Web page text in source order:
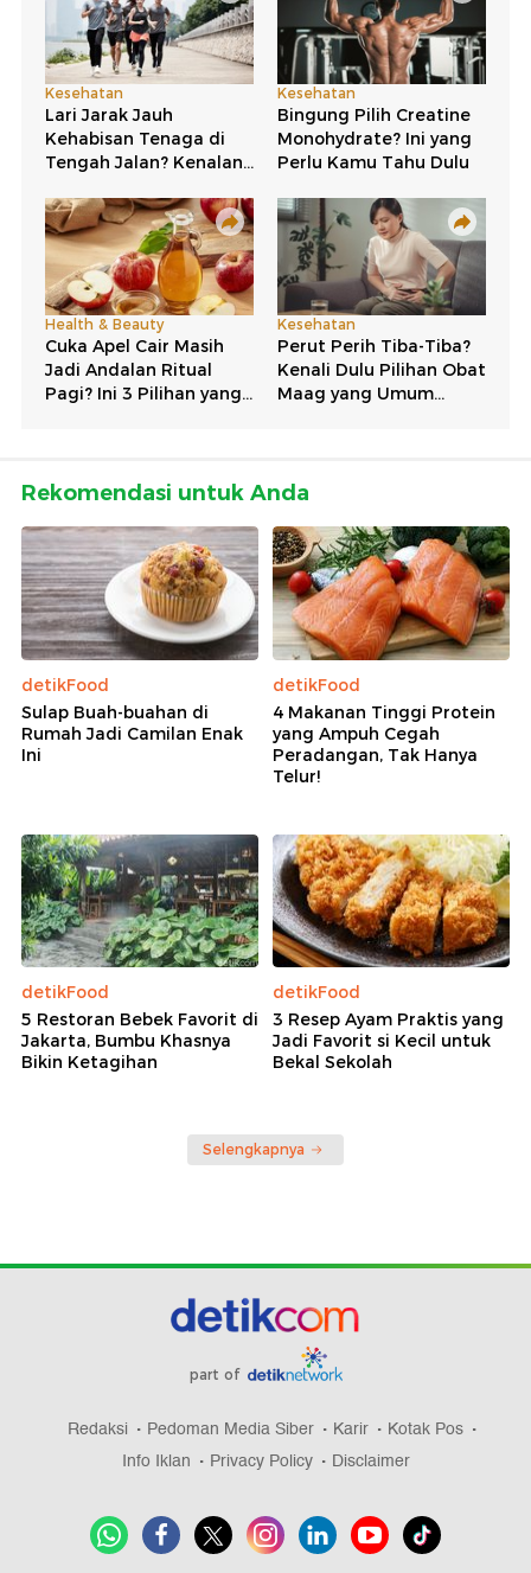
Rekomendasi untuk Anda
detikFood
Sulap Buah-buahan di
Rumah Jadi Camilan Enak
Ini
detikFood
4 Makanan Tinggi Protein
yang Ampuh Cegah
Peradangan, Tak Hanya
Telur!
detikFood
5 Restoran Bebek Favorit di
Jakarta, Bumbu Khasnya
Bikin Ketagihan
detikFood
3 Resep Ayam Praktis yang
Jadi Favorit si Kecil untuk
Bekal Sekolah
Selengkapnya
part of
Redaksi Pedoman Media Siber Karir
Kotak Pos
Info Iklan
Privacy Policy Disclaimer